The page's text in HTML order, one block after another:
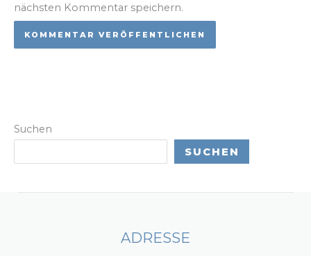
nächsten Kommentar speichern.
Suchen
SUCHEN
ADRESSE